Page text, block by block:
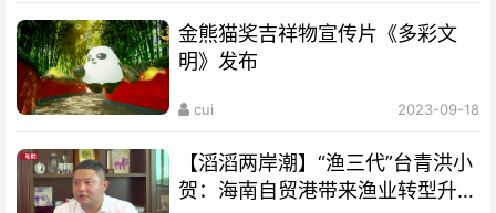
金熊猫奖吉祥物宣传片《多彩文
明》发布
cui 2023-09-18
【滔滔两岸潮】“渔三代”台青洪小
贺：海南自贸港带来渔业转型升级